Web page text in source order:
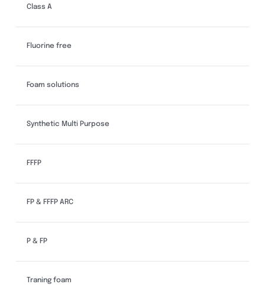
Class A
Fluorine free
Foam solutions
Synthetic Multi Purpose
FFFP
FP & FFFP ARC
P & FP
Traning foam